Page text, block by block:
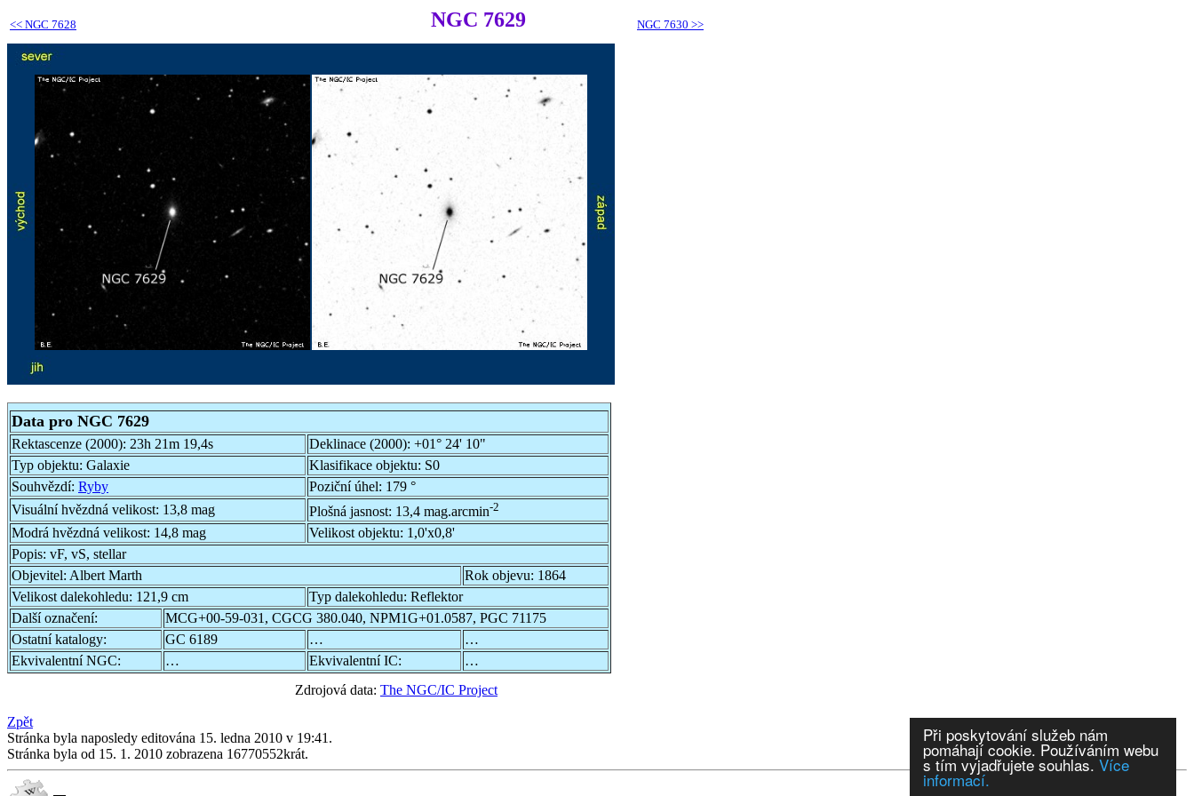
Při poskytování služeb nám
pomáhají cookie. Používáním webu
s tím vyjadřujete souhlas. Více
informací.
<< NGC 7628 NGC 7629 NGC 7630 >>
Data pro NGC 7629
Rektascenze (2000): 23h 21m 19,4s Deklinace (2000): +01° 24' 10"
Typ objektu: Galaxie Klasifikace objektu: S0
Souhvězdí: Ryby Poziční úhel: 179 °
Visuální hvězdná velikost: 13,8 mag Plošná jasnost: 13,4 mag.arcmin-2
Modrá hvězdná velikost: 14,8 mag Velikost objektu: 1,0'x0,8'
Popis: vF, vS, stellar
Objevitel: Albert Marth Rok objevu: 1864
Velikost dalekohledu: 121,9 cm Typ dalekohledu: Reflektor
Další označení:
MCG+00-59-031, CGCG 380.040, NPM1G+01.0587, PGC 71175
Ostatní katalogy:
GC 6189 …
…
Ekvivalentní NGC:
… Ekvivalentní IC:
…
Zdrojová data: The NGC/IC Project
Zpět
Stránka byla naposledy editována 15. ledna 2010 v 19:41.
Stránka byla od 15. 1. 2010 zobrazena 16770552krát.